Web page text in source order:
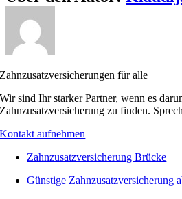
Zahnzusatzversicherungen für alle
Wir sind Ihr starker Partner, wenn es
Zahnzusatzversicherung zu finden.
Kontakt aufnehmen
Zahnzusatzversicherung Brücke
Günstige Zahnzusatzversicherung